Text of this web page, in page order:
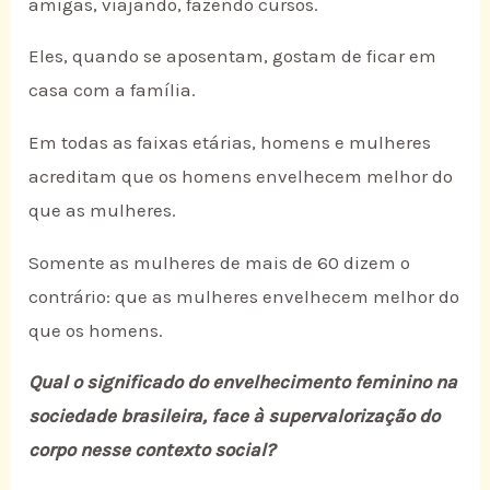
Eles, quando se aposentam, gostam de ficar em
casa com a família.
Em todas as faixas etárias, homens e mulheres
acreditam que os homens envelhecem melhor do
que as mulheres.
Somente as mulheres de mais de 60 dizem o
contrário: que as mulheres envelhecem melhor do
que os homens.
Qual o significado do envelhecimento feminino na
sociedade brasileira, face à supervalorização do
corpo nesse contexto social?